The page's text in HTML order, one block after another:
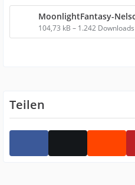
MoonlightFantasy-
104,73 kB – 1.242 Downloads
Teilen